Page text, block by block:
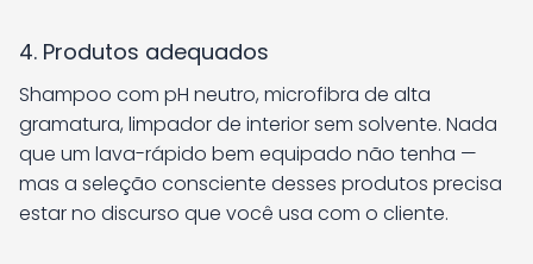
4. Produtos adequados
Shampoo com pH neutro, microfibra de alta
gramatura, limpador de interior sem solvente. Nada
que um lava-rápido bem equipado não tenha —
mas a seleção consciente desses produtos precisa
estar no discurso que você usa com o cliente.